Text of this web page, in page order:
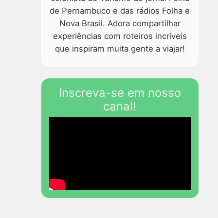
de Pernambuco e das rádios Folha e
Nova Brasil. Adora compartilhar
experiências com roteiros incríveis
que inspiram muita gente a viajar!
Inscreva-se em nosso
canal!